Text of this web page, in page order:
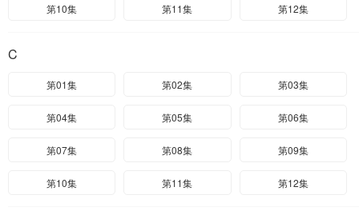
第10集 第11集 第12集
C
第01集 第02集 第03集
第04集 第05集 第06集
第07集 第08集 第09集
第10集 第11集 第12集